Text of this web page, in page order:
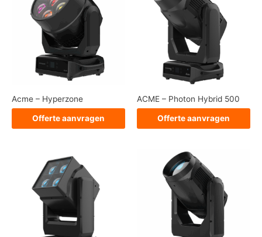
Acme – Hyperzone
Offerte aanvragen
ACME – Photon Hybrid 500
Offerte aanvragen